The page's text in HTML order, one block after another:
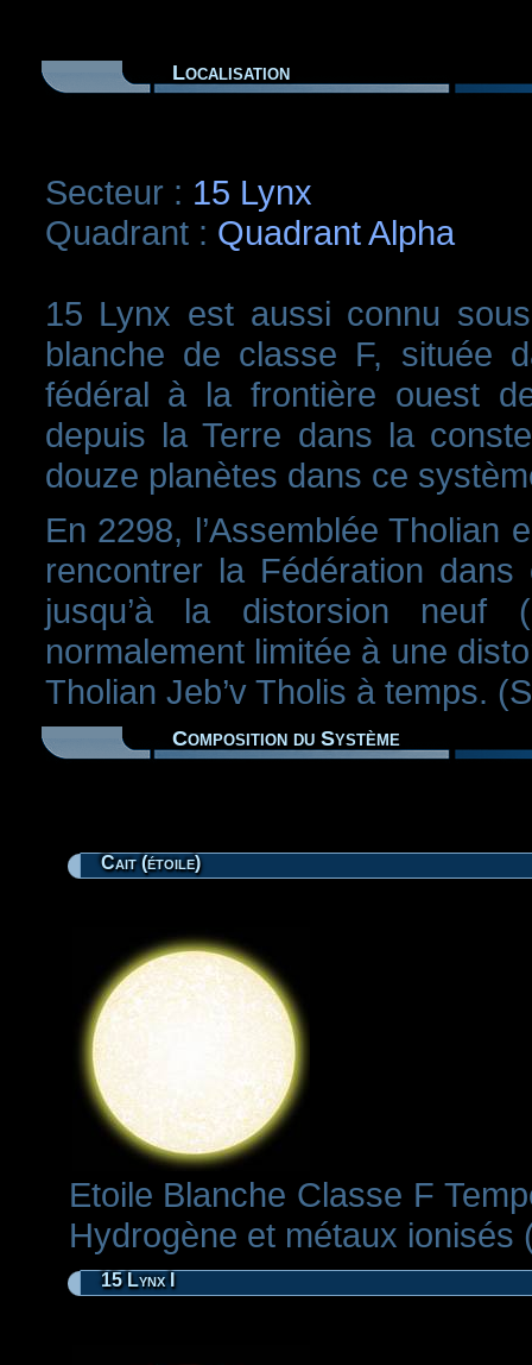
Localisation
Secteur : 15 Lynx
Quadrant : Quadrant Alpha
15 Lynx est aussi connu
blanche de classe F, située
fédéral à la frontière ouest
depuis la Terre dans la
douze planètes dans ce
En 2298, l’Assemblée Tholian
rencontrer la Fédération dans
jusqu’à la distorsion
normalement limitée à une
Tholian Jeb’v Tholis à temps.
Composition du Système
Cait (étoile)
Etoile Blanche Classe F
Hydrogène et métaux ionisés
15 Lynx I